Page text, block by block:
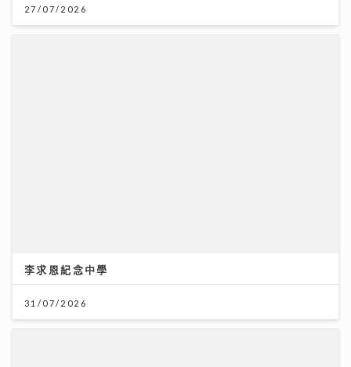
27/07/2026
李求恩紀念中學
31/07/2026